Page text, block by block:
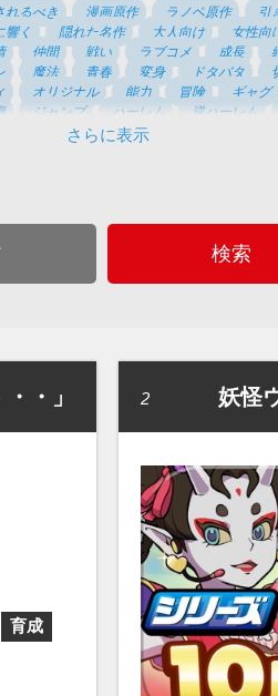
球 カジノ カード ボードゲーム
パチンコ・スロット 麻雀 花札
ランプ タップだけの簡単パズル
クロ
ーパズル ナンプレ
パズルアクション
落ちゲー なぞって消す
マッチ3パズ
スライドパズル 一筆書きパズル
アクション 育成系音ゲー
れるべき
漫画原作 ラノベ原作
引
響く 隠れた名作 大人向け
女性向
仲間 戦い ラブコメ 成長
魔法 青春 変身 ドタバタ
オリジナル 能力 冒険
ギャグ
ジャンプ ハーレム 逆ハーレム
宇宙人
神様
群像劇
さらに表示
検索
・」
育成
2 妖怪